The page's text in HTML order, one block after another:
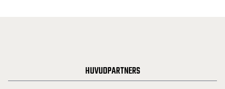
HUVUDPARTNERS